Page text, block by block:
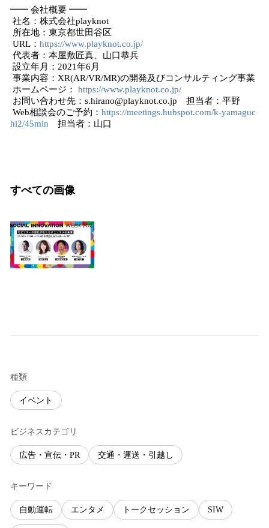
━━ 会社概要 ━━
社名：株式会社playknot
所在地：東京都世田谷区
URL： https://www.playknot.co.jp/
代表者：本屋敷匠真、山口恭兵
設立年月：2021年6月
事業内容：XR(AR/VR/MR)の開発及びコンサルティング事業
ホームページ： https://www.playknot.co.jp/
お問い合わせ先：s.hirano@playknot.co.jp 担当者：平野
Web相談会のご予約： https://meetings.hubspot.com/k-yamaguc
hi2/45min 担当者：山口
すべての画像
種類
イベント
ビジネスカテゴリ
広告・宣伝・PR 交通・運送・引越し
キーワード
自動運転 エンタメ トークセッション SIW